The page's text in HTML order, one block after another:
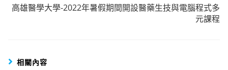
高雄醫學大學-2022年暑假期間開設醫藥生技與電腦程式多
元課程
相關內容